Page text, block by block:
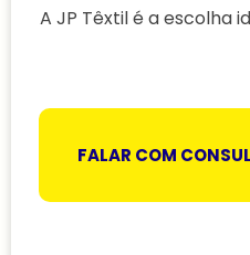
A JP Têxtil é a escolha
FALAR COM